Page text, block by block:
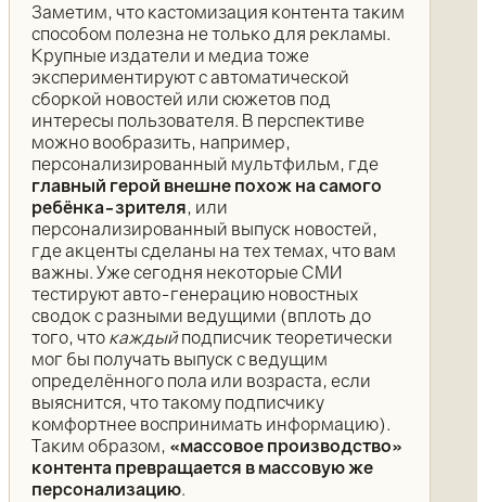
Заметим, что кастомизация контента таким
способом полезна не только для рекламы.
Крупные издатели и медиа тоже
экспериментируют с автоматической
сборкой новостей или сюжетов под
интересы пользователя. В перспективе
можно вообразить, например,
персонализированный мультфильм, где
главный герой внешне похож на самого
ребёнка-зрителя, или
персонализированный выпуск новостей,
где акценты сделаны на тех темах, что вам
важны. Уже сегодня некоторые СМИ
тестируют авто-генерацию новостных
сводок с разными ведущими (вплоть до
того, что каждыйподписчик теоретически
мог бы получать выпуск с ведущим
определённого пола или возраста, если
выяснится, что такому подписчику
комфортнее воспринимать информацию).
Таким образом, «массовое производство»
контента превращается в массовую же
персонализацию.